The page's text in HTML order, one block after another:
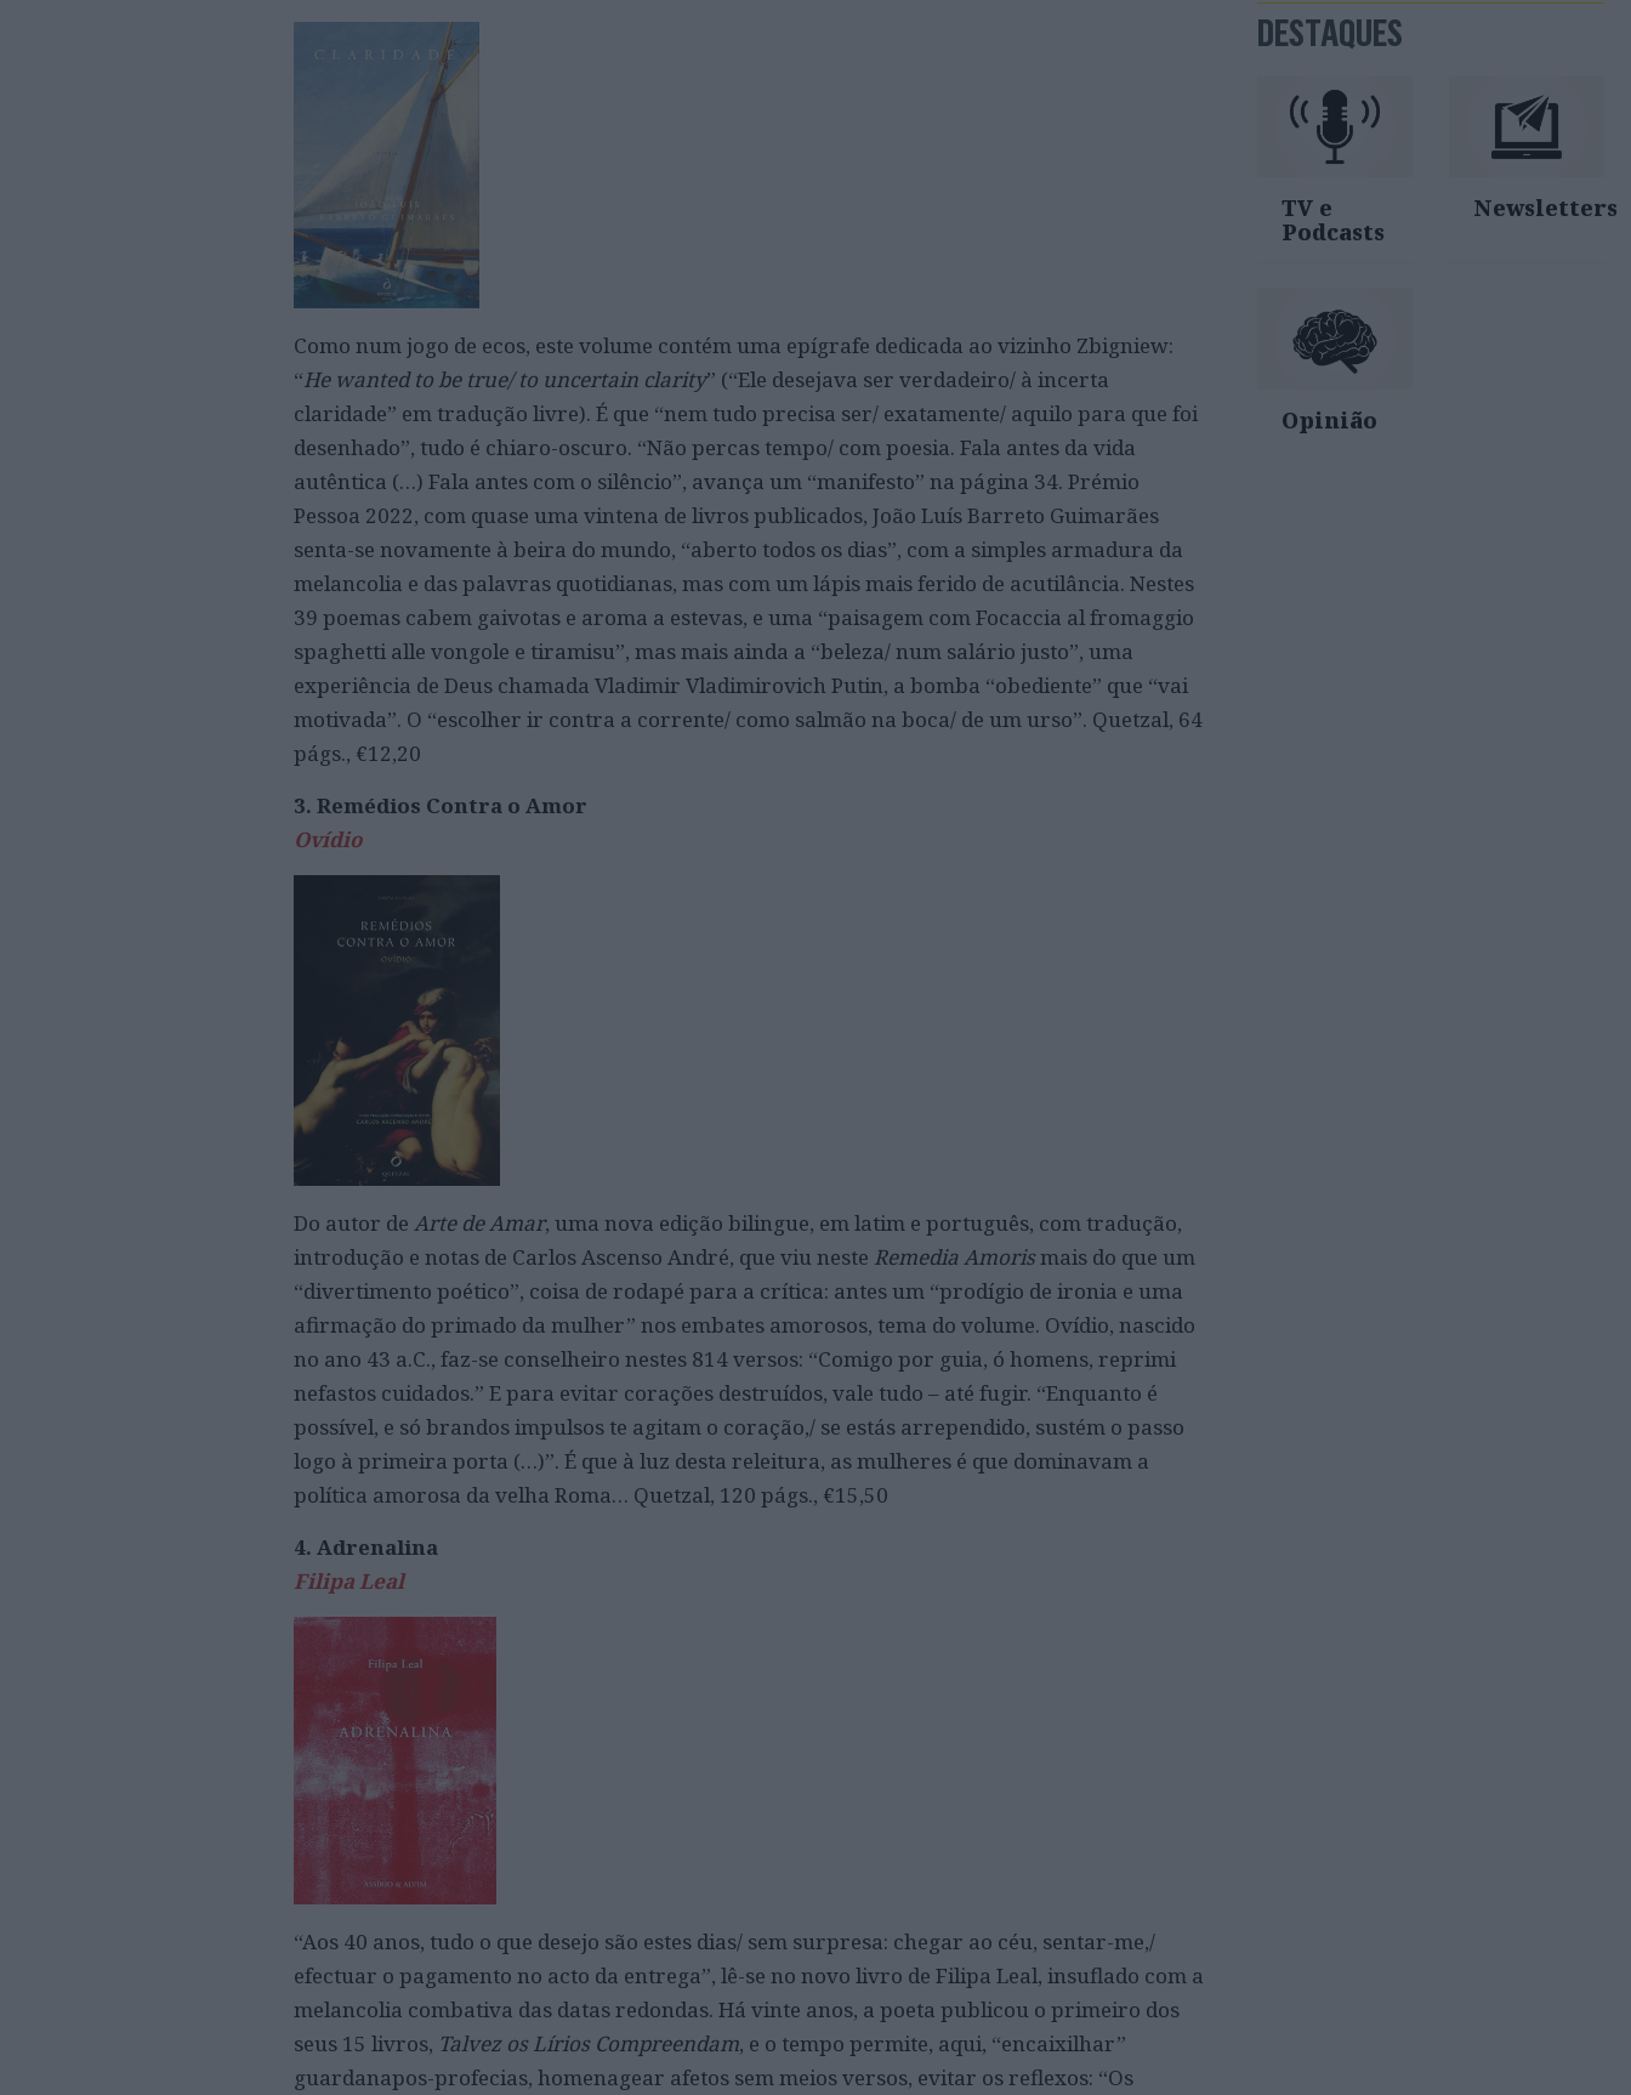
Como num jogo de ecos, este volume contém uma epígrafe dedicada ao vizinho Zbigniew:
“He wanted to be true/ to uncertain clarity” (“Ele desejava ser verdadeiro/ à incerta
claridade” em tradução livre). É que “nem tudo precisa ser/ exatamente/ aquilo para que foi
desenhado”, tudo é chiaro-oscuro. “Não percas tempo/ com poesia. Fala antes da vida
autêntica (…) Fala antes com o silêncio”, avança um “manifesto” na página 34. Prémio
Pessoa 2022, com quase uma vintena de livros publicados, João Luís Barreto Guimarães
senta-se novamente à beira do mundo, “aberto todos os dias”, com a simples armadura da
melancolia e das palavras quotidianas, mas com um lápis mais ferido de acutilância. Nestes
39 poemas cabem gaivotas e aroma a estevas, e uma “paisagem com Focaccia al fromaggio
spaghetti alle vongole e tiramisu”, mas mais ainda a “beleza/ num salário justo”, uma
experiência de Deus chamada Vladimir Vladimirovich Putin, a bomba “obediente” que “vai
motivada”. O “escolher ir contra a corrente/ como salmão na boca/ de um urso”. Quetzal, 64
págs., €12,20
3. Remédios Contra o Amor
Ovídio
Do autor de Arte de Amar, uma nova edição bilingue, em latim e português, com tradução,
introdução e notas de Carlos Ascenso André, que viu neste Remedia Amorismais do que um
“divertimento poético”, coisa de rodapé para a crítica: antes um “prodígio de ironia e uma
afirmação do primado da mulher” nos embates amorosos, tema do volume. Ovídio, nascido
no ano 43 a.C., faz-se conselheiro nestes 814 versos: “Comigo por guia, ó homens, reprimi
nefastos cuidados.” E para evitar corações destruídos, vale tudo – até fugir. “Enquanto é
possível, e só brandos impulsos te agitam o coração,/ se estás arrependido, sustém o passo
logo à primeira porta (…)”. É que à luz desta releitura, as mulheres é que dominavam a
política amorosa da velha Roma… Quetzal, 120 págs., €15,50
4. Adrenalina
Filipa Leal
“Aos 40 anos, tudo o que desejo são estes dias/ sem surpresa: chegar ao céu, sentar-me,/
efectuar o pagamento no acto da entrega”, lê-se no novo livro de Filipa Leal, insuflado com a
melancolia combativa das datas redondas. Há vinte anos, a poeta publicou o primeiro dos
seus 15 livros, Talvez os Lírios Compreendam, e o tempo permite, aqui, “encaixilhar”
guardanapos-profecias, homenagear afetos sem meios versos, evitar os reflexos: “Os
DESTAQUES
TV e
Podcasts
Newsletters
Opinião